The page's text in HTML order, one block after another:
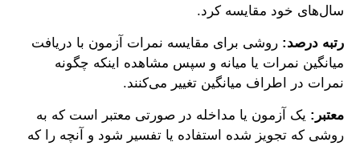
سال‌های خود مقایسه کرد.
رتبه درصد: روشی برای مقایسه نمرات آزمون با دریافت
میانگین نمرات یا میانه و سپس مشاهده اینکه چگونه
نمرات در اطراف میانگین تغییر می‌کنند.
معتبر: یک آزمون یا مداخله در صورتی معتبر است که به
روشی که تجویز شده استفاده یا تفسیر شود و آنچه را که